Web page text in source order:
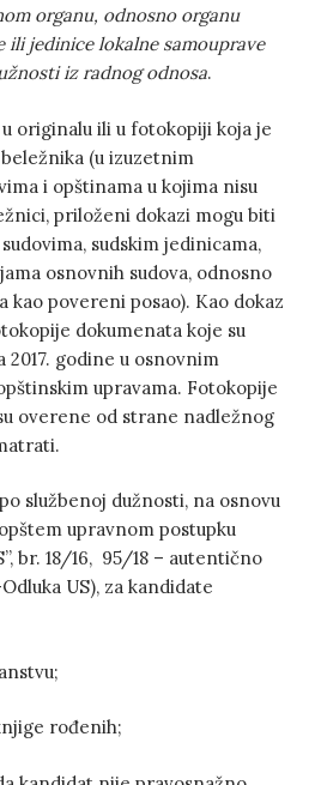
organu, odnosno organu
ili jedinice lokalne samouprave
iz radnog odnosa.
originalu ili u fotokopiji koja je
(u izuzetnim
i opštinama u kojima nisu
priloženi dokazi mogu biti
sudskim jedinicama,
osnovnih sudova, odnosno
kao povereni posao). Kao dokaz
dokumenata koje su
2017. godine u osnovnim
upravama. Fotokopije
overene od strane nadležnog
službenoj dužnosti, na osnovu
upravnom postupku
br. 18/16, 95/18 – autentično
US), za kandidate
rođenih;